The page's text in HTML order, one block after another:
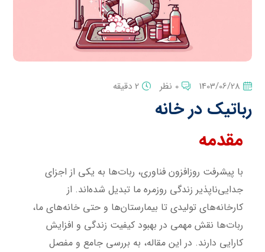
1403/06/28 0 نظر 2 دقیقه
رباتیک در خانه
مقدمه
با پیشرفت روزافزون فناوری، ربات‌ها به یکی از اجزای
جدایی‌ناپذیر زندگی روزمره ما تبدیل شده‌اند. از
کارخانه‌های تولیدی تا بیمارستان‌ها و حتی خانه‌های ما،
ربات‌ها نقش مهمی در بهبود کیفیت زندگی و افزایش
کارایی دارند. در این مقاله، به بررسی جامع و مفصل